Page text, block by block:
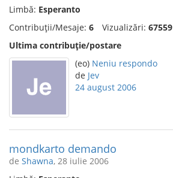
Limbă: Esperanto
Contribuții/Mesaje: 6 Vizualizări: 67559
Ultima contribuție/postare
(eo) Neniu respondo
de Jev
24 august 2006
mondkarto demando
de Shawna, 28 iulie 2006